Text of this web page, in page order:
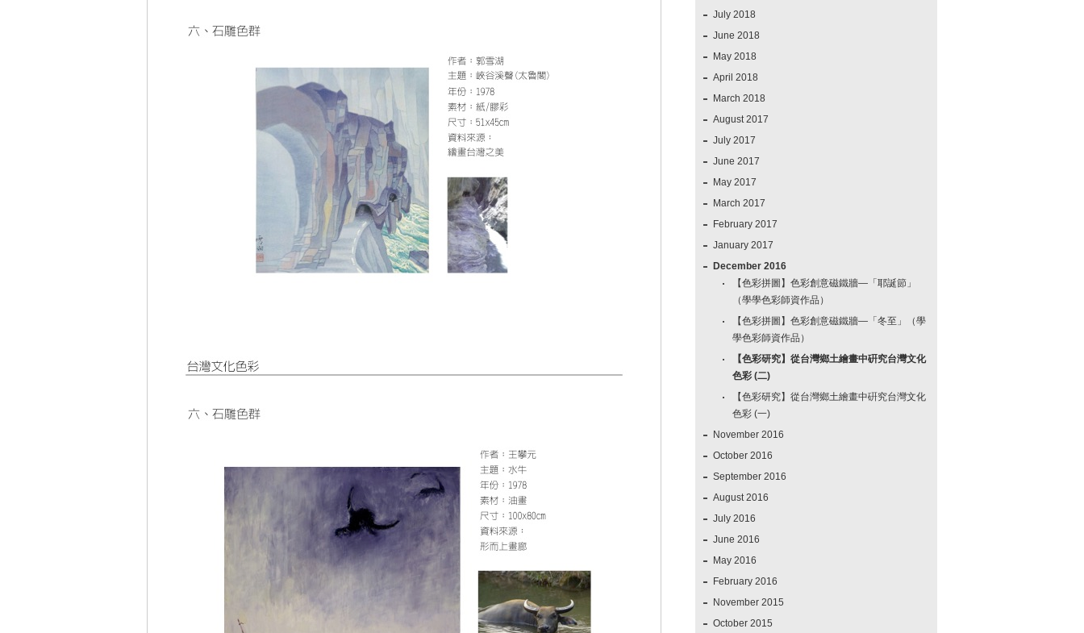
July 2018
June 2018
May 2018
April 2018
March 2018
August 2017
July 2017
June 2017
May 2017
March 2017
February 2017
January 2017
December 2016
【色彩拼圖】色彩創意磁鐵牆—「耶誕節」
（學學色彩師資作品）
【色彩拼圖】色彩創意磁鐵牆—「冬至」（學
學色彩師資作品）
【色彩研究】從台灣鄉土繪畫中硏究台灣文化
色彩 (二)
【色彩研究】從台灣鄉土繪畫中硏究台灣文化
色彩 (一)
November 2016
October 2016
September 2016
August 2016
July 2016
June 2016
May 2016
February 2016
November 2015
October 2015